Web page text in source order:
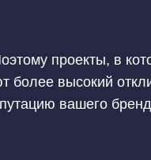
проекты, в
высокий
вашего